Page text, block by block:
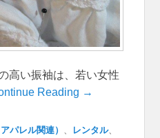
高い振袖は、若い女性
Reading →
パレル関連） レンタル、